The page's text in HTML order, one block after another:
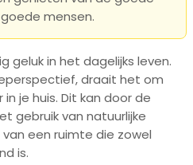
mensen.
geluk in het dagelijks leven.
draait het om
je huis. Dit kan door de
gebruik van natuurlijke
een ruimte die zowel
is.